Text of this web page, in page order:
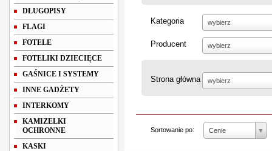
DŁUGOPISY
FLAGI
FOTELE
FOTELIKI DZIECIĘCE
GAŚNICE I SYSTEMY
INNE GADŻETY
INTERKOMY
KAMIZELKI
OCHRONNE
KASKI
Kategoria wybierz
Producent wybierz
Strona główna wybierz
Sortowanie po: Cenie